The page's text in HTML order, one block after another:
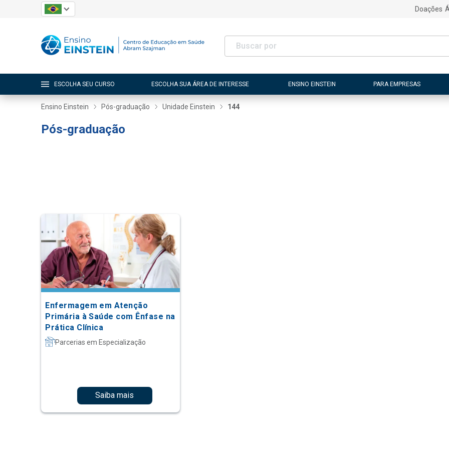
Doações
ESCOLHA SEU CURSO ESCOLHA SUA ÁREA DE INTERESSE ENSINO EINSTEIN PARA EMPRESAS
Ensino Einstein Pós-graduação Unidade Einstein 144
Pós-graduação
Enfermagem em Atenção
Primária à Saúde com Ênfase na
Prática Clínica
Parcerias em Especialização
Saiba mais